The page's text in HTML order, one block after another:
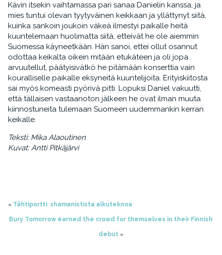
Kävin itsekin vaihtamassa pari sanaa Danielin kanssa, ja
mies tuntui olevan tyytyväinen keikkaan ja yllättynyt siitä,
kuinka sankoin joukoin väkeä ilmestyi paikalle heitä
kuuntelemaan huolimatta siitä, etteivät he ole aiemmin
Suomessa käyneetkään. Hän sanoi, ettei ollut osannut
odottaa keikalta oikein mitään etukäteen ja oli jopa
arvuutellut, päätyisivätkö he pitämään konserttia vain
kouralliselle paikalle eksyneitä kuuntelijoita. Erityiskiitosta
sai myös komeasti pyörivä pitti. Lopuksi Daniel vakuutti,
että tällaisen vastaanoton jälkeen he ovat ilman muuta
kiinnostuneita tulemaan Suomeen uudemmankin kerran
keikalle.
Teksti: Mika Alaoutinen
Kuvat: Antti Pitkäjärvi
« Tähtiportti: shamanistista alkuteknoa
Bury Tomorrow earned the crowd for themselves in their Finnish
debut»